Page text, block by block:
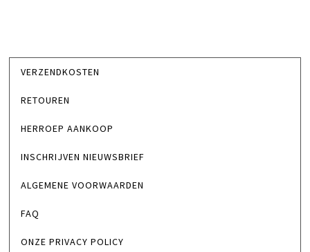
VERZENDKOSTEN
RETOUREN
HERROEP AANKOOP
INSCHRIJVEN NIEUWSBRIEF
ALGEMENE VOORWAARDEN
FAQ
ONZE PRIVACY POLICY